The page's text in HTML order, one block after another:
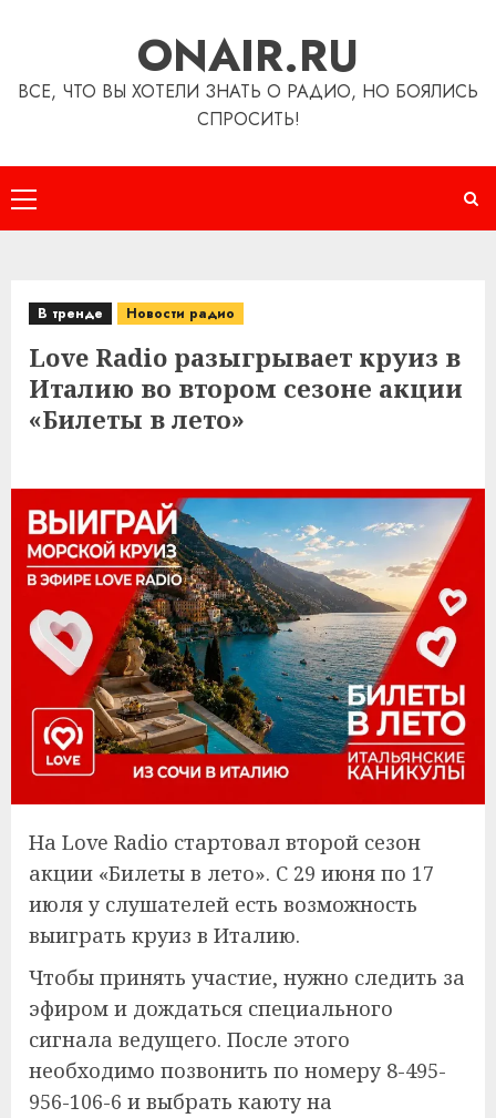
ONAIR.RU
ВСЕ, ЧТО ВЫ ХОТЕЛИ ЗНАТЬ О РАДИО, НО БОЯЛИСЬ
СПРОСИТЬ!
Основное
меню
В тренде Новости радио
Love Radio разыгрывает круиз в
Италию во втором сезоне акции
«Билеты в лето»
На Love Radio стартовал второй сезон
акции «Билеты в лето». С 29 июня по 17
июля у слушателей есть возможность
выиграть круиз в Италию.
Чтобы принять участие, нужно следить за
эфиром и дождаться специального
сигнала ведущего. После этого
необходимо позвонить по номеру 8-495-
956-106-6 и выбрать каюту на